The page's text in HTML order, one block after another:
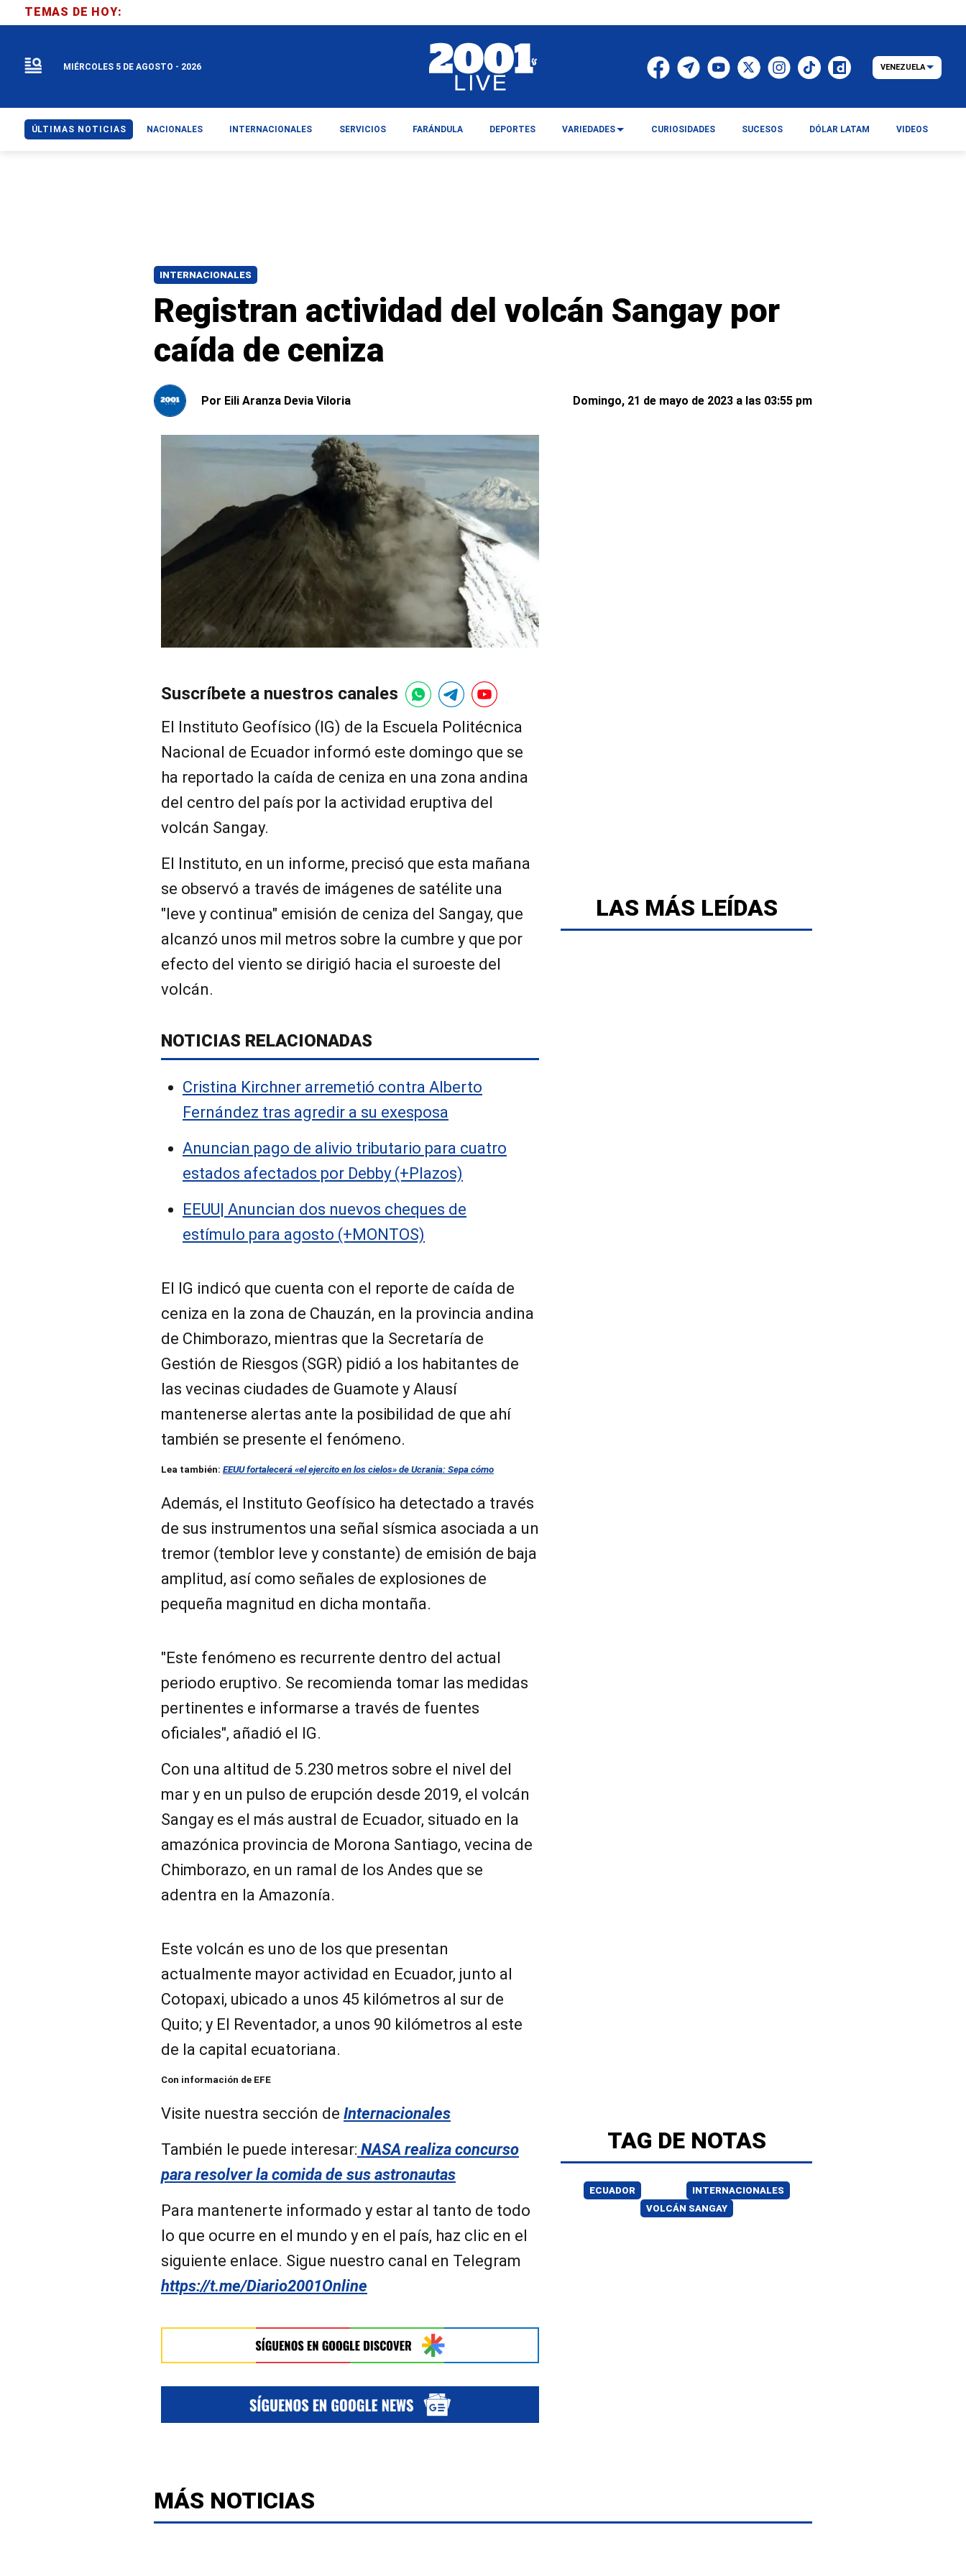
INTERNACIONALES
Registran actividad del volcán Sangay por
caída de ceniza
Por Eili Aranza Devia Viloria Domingo, 21 de mayo de 2023 a las 03:55 pm
Suscríbete a nuestros canales
El Instituto Geofísico (IG) de la Escuela Politécnica
Nacional de Ecuador informó este domingo que se
ha reportado la caída de ceniza en una zona andina
del centro del país por la actividad eruptiva del
volcán Sangay.
El Instituto, en un informe, precisó que esta mañana
se observó a través de imágenes de satélite una
"leve y continua" emisión de ceniza del Sangay, que
alcanzó unos mil metros sobre la cumbre y que por
efecto del viento se dirigió hacia el suroeste del
volcán.
NOTICIAS RELACIONADAS
Cristina Kirchner arremetió contra Alberto
Fernández tras agredir a su exesposa
Anuncian pago de alivio tributario para cuatro
estados afectados por Debby (+Plazos)
EEUU| Anuncian dos nuevos cheques de
estímulo para agosto (+MONTOS)
El IG indicó que cuenta con el reporte de caída de
ceniza en la zona de Chauzán, en la provincia andina
de Chimborazo, mientras que la Secretaría de
Gestión de Riesgos (SGR) pidió a los habitantes de
las vecinas ciudades de Guamote y Alausí
mantenerse alertas ante la posibilidad de que ahí
también se presente el fenómeno.
Lea también: EEUU fortalecerá «el ejercito en los cielos» de Ucrania: Sepa cómo
Además, el Instituto Geofísico ha detectado a través
de sus instrumentos una señal sísmica asociada a un
tremor (temblor leve y constante) de emisión de baja
amplitud, así como señales de explosiones de
pequeña magnitud en dicha montaña.
"Este fenómeno es recurrente dentro del actual
periodo eruptivo. Se recomienda tomar las medidas
pertinentes e informarse a través de fuentes
oficiales", añadió el IG.
Con una altitud de 5.230 metros sobre el nivel del
mar y en un pulso de erupción desde 2019, el volcán
Sangay es el más austral de Ecuador, situado en la
amazónica provincia de Morona Santiago, vecina de
Chimborazo, en un ramal de los Andes que se
adentra en la Amazonía.
Este volcán es uno de los que presentan
actualmente mayor actividad en Ecuador, junto al
Cotopaxi, ubicado a unos 45 kilómetros al sur de
Quito; y El Reventador, a unos 90 kilómetros al este
de la capital ecuatoriana.
Con información de EFE
Visite nuestra sección de Internacionales
También le puede interesar: NASA realiza concurso
para resolver la comida de sus astronautas
Para mantenerte informado y estar al tanto de todo
lo que ocurre en el mundo y en el país, haz clic en el
siguiente enlace. Sigue nuestro canal en Telegram
https://t.me/Diario2001Online
LAS MÁS LEÍDAS
TAG DE NOTAS
ECUADOR
INTERNACIONALES
VOLCÁN SANGAY
MÁS NOTICIAS
TEMAS DE HOY:
MIÉRCOLES 5 DE AGOSTO - 2026 VENEZUELA
ÚLTIMAS NOTICIAS NACIONALES INTERNACIONALES SERVICIOS FARÁNDULA DEPORTES VARIEDADES CURIOSIDADES SUCESOS DÓLAR LATAM VIDEOS